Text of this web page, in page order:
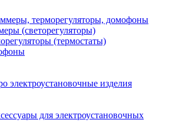
терморегуляторы, домофоны
(светорегуляторы)
(термостаты)
электроустановочные изделия
для электроустановочных